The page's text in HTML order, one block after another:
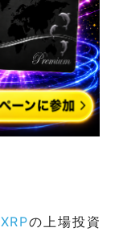
XRPの上場投資